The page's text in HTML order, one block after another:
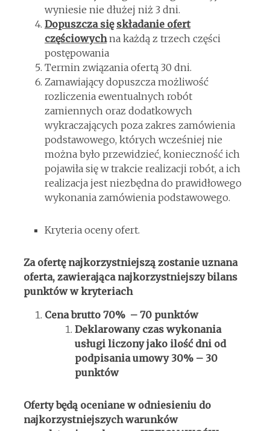
wyniesie nie dłużej niż 3 dni.
Dopuszcza się składanie ofert
częściowychna każdą z trzech części
postępowania
Termin związania ofertą 30 dni.
Zamawiający dopuszcza możliwość
rozliczenia ewentualnych robót
zamiennych oraz dodatkowych
wykraczających poza zakres zamówienia
podstawowego, których wcześniej nie
można było przewidzieć, konieczność ich
pojawiła się w trakcie realizacji robót, a ich
realizacja jest niezbędna do prawidłowego
wykonania zamówienia podstawowego.
Kryteria oceny ofert.
Za ofertę najkorzystniejszą zostanie uznana
oferta, zawierająca najkorzystniejszy bilans
punktów w kryteriach
Cena brutto 70% – 70 punktów
Deklarowany czas wykonania
usługi liczony jako ilość dni od
podpisania umowy 30% – 30
punktów
Oferty będą oceniane w odniesieniu do
najkorzystniejszych warunków